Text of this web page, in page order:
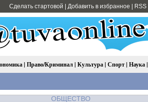
Сделать стартовой Добавить в избранное RSS
| Право/Криминал| Культура| Спорт| Наука|
ОБЩЕСТВО